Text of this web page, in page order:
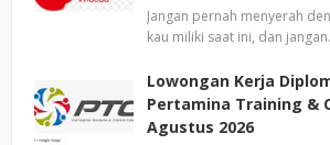
Jangan pernah menyerah
kau miliki saat ini, dan
Lowongan Kerja
Pertamina Training &
Agustus 2026